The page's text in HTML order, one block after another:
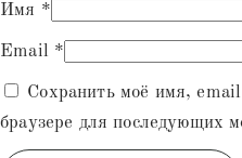
Имя *
Email *
Сохранить моё имя, email
браузере для последующих